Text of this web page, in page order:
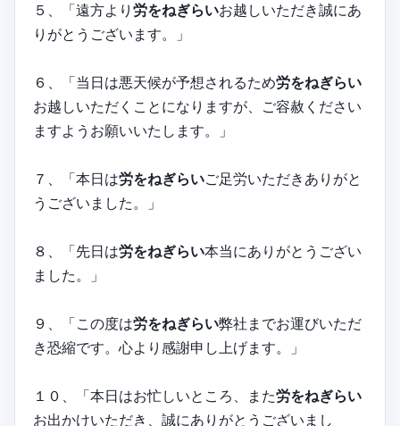
５、「遠方より 労をねぎらいお越しいただき誠にあ
りがとうございます。」
６、「当日は悪天候が予想されるため労をねぎらい
お越しいただくことになりますが、ご容赦ください
ますようお願いいたします。」
７、「本日は労をねぎらいご足労いただきありがと
うございました。」
８、「先日は労をねぎらい本当にありがとうござい
ました。」
９、「この度は労をねぎらい弊社までお運びいただ
き恐縮です。心より感謝申し上げます。」
１０、「本日はお忙しいところ、また労をねぎらい
お出かけいただき、誠にありがとうございまし